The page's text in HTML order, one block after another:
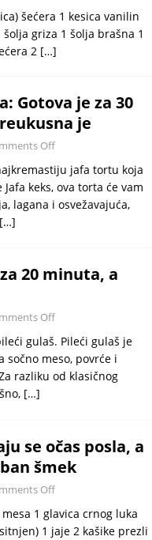
šećera 1 kesica vanilin
griza 1 šolja brašna 1
2 […]
Gotova je za 30
je
Off
jafa tortu koja
keks, ova torta će vam
lagana i osvežavajuća,
[…]
20 minuta, a
Off
gulaš. Pileći gulaš je
sočno meso, povrće i
razliku od klasičnog
[…]
se očas posla, a
šmek
Off
1 glavica crnog luka
1 jaje 2 kašike prezli